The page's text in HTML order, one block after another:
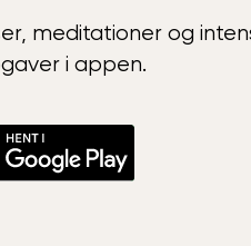
meditationer og
i appen.